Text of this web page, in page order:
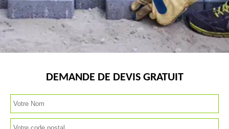
DEMANDE DE DEVIS GRATUIT